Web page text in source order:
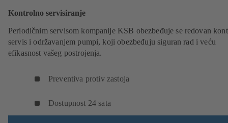
Kontrolno servisiranje
Periodičnim servisom kompanije KSB obezbeđuje se redovan
servis i održavanjem pumpi, koji obezbeđuju siguran rad i veću
efikasnost vašeg postrojenja.
Preventiva protiv zastoja
Dostupnost 24 sata